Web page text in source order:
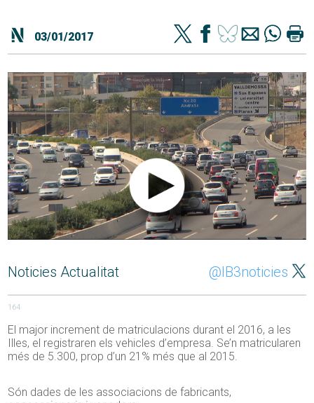
03/01/2017
Noticies Actualitat @IB3noticies
164
El major increment de matriculacions durant el 2016, a les
Illes, el registraren els vehicles d’empresa. Se’n matricularen
més de 5.300, prop d’un 21% més que al 2015.
Són dades de les associacions de fabricants,